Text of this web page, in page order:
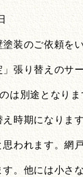
装のご依頼を
」張り替えのサ
は別途となりま
時期になりま
われます。網
。他には小さ